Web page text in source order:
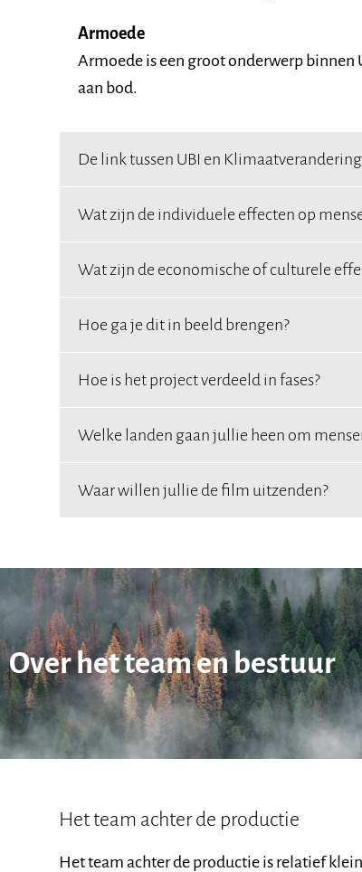
Armoede
Armoede is een groot onderwerp
aan bod.
De link tussen UBI en Klimaatverandering
Wat zijn de individuele effecten op
Wat zijn de economische of culturele
Hoe ga je dit in beeld brengen?
Hoe is het project verdeeld in fases?
Welke landen gaan jullie heen om
Waar willen jullie de film uitzenden?
Over het team en bestuur
Het team achter de productie
Het team achter de productie is relatief